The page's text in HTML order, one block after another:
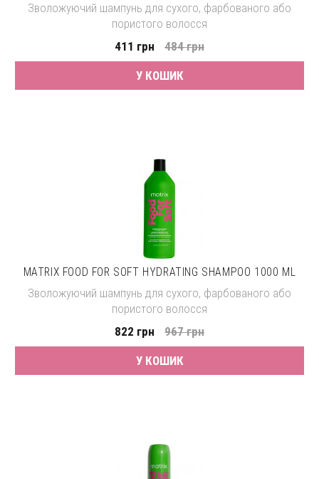
Зволожуючий шампунь для сухого, фарбованого або
пористого волосся
411 грн
484 грн
У КОШИК
MATRIX FOOD FOR SOFT HYDRATING SHAMPOO 1000 ML
Зволожуючий шампунь для сухого, фарбованого або
пористого волосся
822 грн
967 грн
У КОШИК